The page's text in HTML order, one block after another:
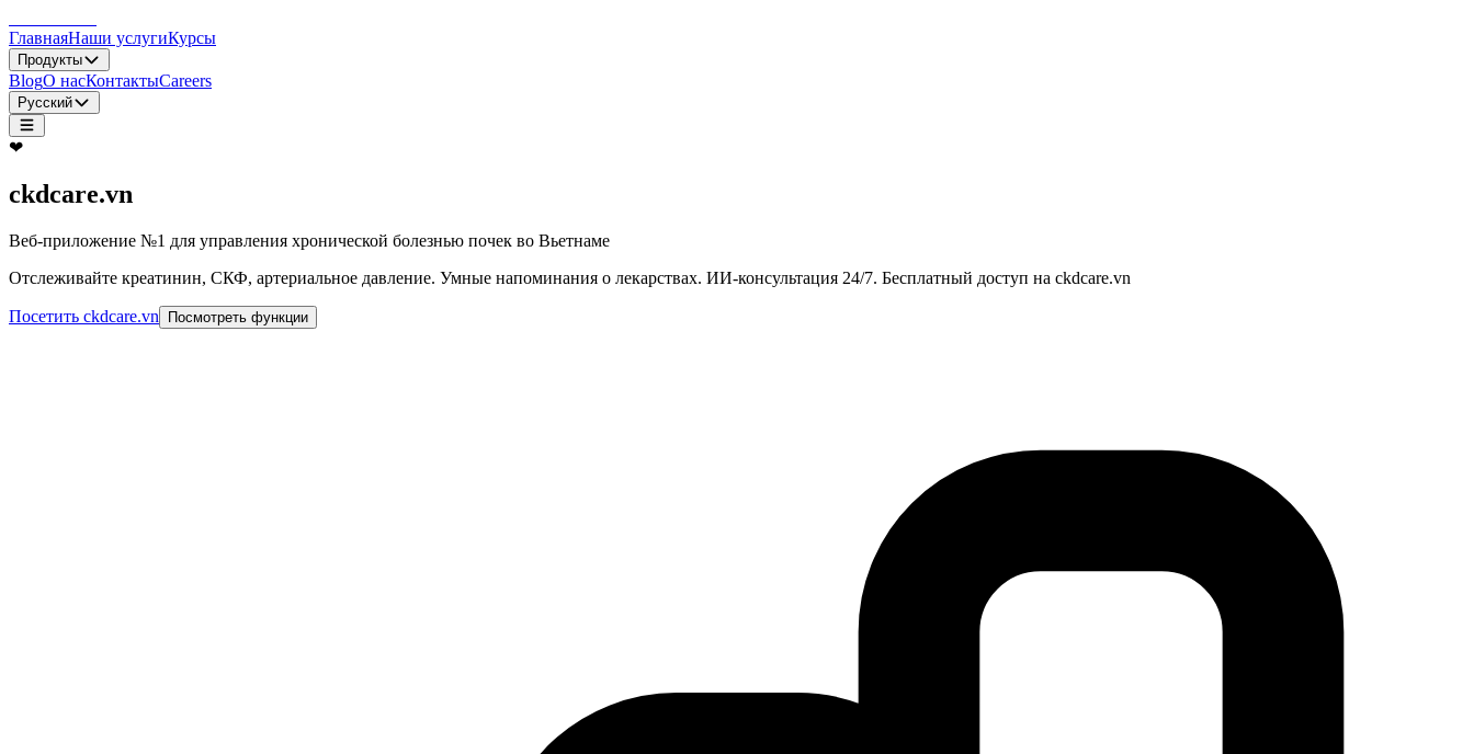
ГлавнаяНаши услугиКурсы
Продукты
BlogО насКонтактыCareers
Русский
❤
ckdcare.vn
Веб-приложение №1 для управления хронической болезнью почек во Вьетнаме
Отслеживайте креатинин, СКФ, артериальное давление. Умные напоминания о лекарствах. ИИ-консультация 24/7. Бесплатный доступ на ckdcare.vn
Посетить ckdcare.vn Посмотреть функции